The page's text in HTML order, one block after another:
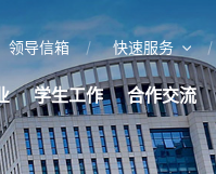
领导信箱 快速服务
学生工作 合作交流